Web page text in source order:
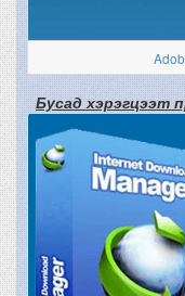
Бусад хэрэгцээт